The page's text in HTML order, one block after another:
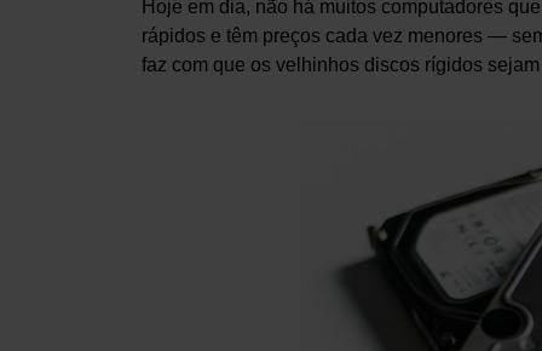
Hoje em dia, não há muitos computadores
rápidos e têm preços cada vez menores —
faz com que os velhinhos discos rígidos